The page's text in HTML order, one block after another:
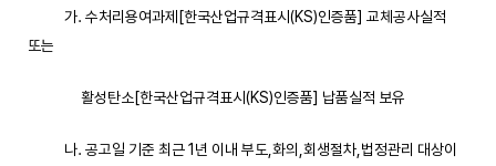
가. 수처리용여과제[한국산업규격표시(KS)인증품] 교체공사실적
또는
활성탄소[한국산업규격표시(KS)인증품] 납품실적 보유
나. 공고일 기준 최근 1년 이내 부도,화의,회생절차,법정관리 대상이